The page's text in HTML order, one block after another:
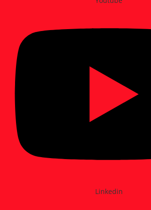
Linkedin